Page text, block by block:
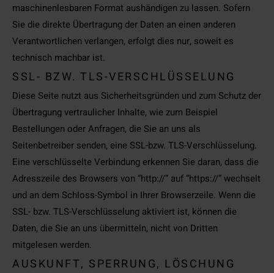
maschinenlesbaren Format aushändigen zu lassen. Sofern
Sie die direkte Übertragung der Daten an einen anderen
Verantwortlichen verlangen, erfolgt dies nur, soweit es
technisch machbar ist.
SSL- BZW. TLS-VERSCHLÜSSELUNG
Diese Seite nutzt aus Sicherheitsgründen und zum Schutz der
Übertragung vertraulicher Inhalte, wie zum Beispiel
Bestellungen oder Anfragen, die Sie an uns als
Seitenbetreiber senden, eine SSL-bzw. TLS-Verschlüsselung.
Eine verschlüsselte Verbindung erkennen Sie daran, dass die
Adresszeile des Browsers von “http://” auf “https://” wechselt
und an dem Schloss-Symbol in Ihrer Browserzeile. Wenn die
SSL- bzw. TLS-Verschlüsselung aktiviert ist, können die
Daten, die Sie an uns übermitteln, nicht von Dritten
mitgelesen werden.
AUSKUNFT, SPERRUNG, LÖSCHUNG